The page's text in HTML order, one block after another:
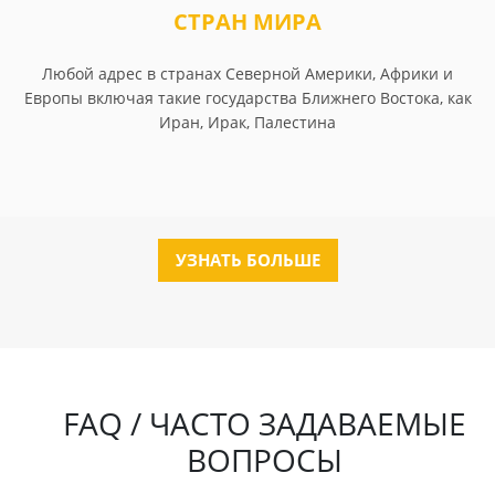
СТРАН МИРА
Любой адрес в странах Северной Америки, Африки и
Европы включая такие государства Ближнего Востока, как
Иран, Ирак, Палестина
УЗНАТЬ БОЛЬШЕ
FAQ / ЧАСТО ЗАДАВАЕМЫЕ
ВОПРОСЫ